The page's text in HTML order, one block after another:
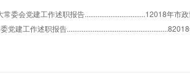
委会党建工作述职报告.................................12018年市
党建工作述职报告